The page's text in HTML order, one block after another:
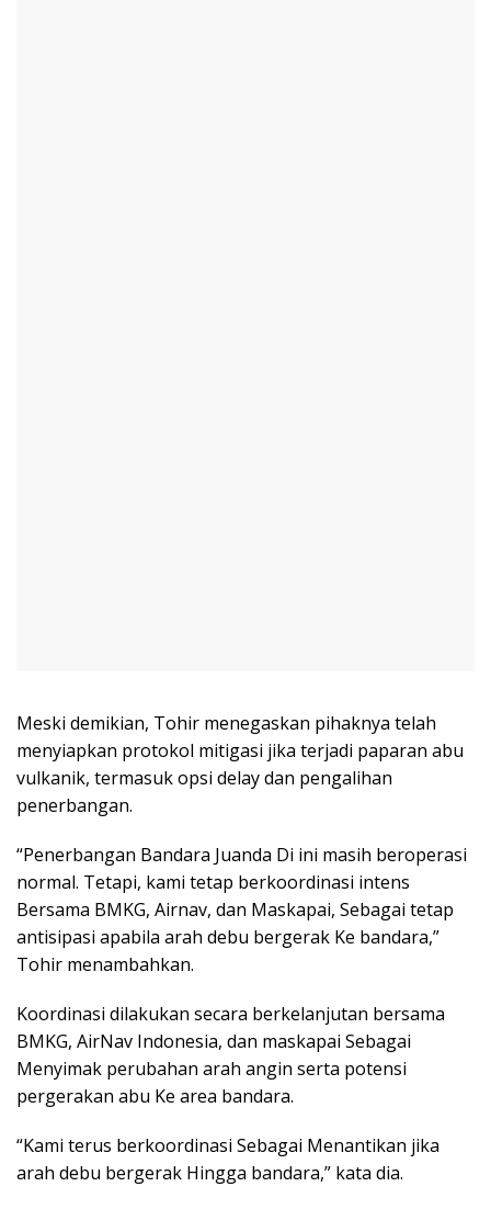
Meski demikian, Tohir menegaskan pihaknya telah
menyiapkan protokol mitigasi jika terjadi paparan abu
vulkanik, termasuk opsi delay dan pengalihan
penerbangan.
“Penerbangan Bandara Juanda Di ini masih beroperasi
normal. Tetapi, kami tetap berkoordinasi intens
Bersama BMKG, Airnav, dan Maskapai, Sebagai tetap
antisipasi apabila arah debu bergerak Ke bandara,”
Tohir menambahkan.
Koordinasi dilakukan secara berkelanjutan bersama
BMKG, AirNav Indonesia, dan maskapai Sebagai
Menyimak perubahan arah angin serta potensi
pergerakan abu Ke area bandara.
“Kami terus berkoordinasi Sebagai Menantikan jika
arah debu bergerak Hingga bandara,” kata dia.